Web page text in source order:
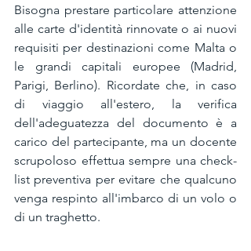
Bisogna prestare particolare attenzione
alle carte d'identità rinnovate o ai nuovi
requisiti per destinazioni come Malta o
le grandi capitali europee (Madrid,
Parigi, Berlino). Ricordate che, in caso
di viaggio all'estero, la verifica
dell'adeguatezza del documento è a
carico del partecipante, ma un docente
scrupoloso effettua sempre una check-
list preventiva per evitare che qualcuno
venga respinto all'imbarco di un volo o
di un traghetto.